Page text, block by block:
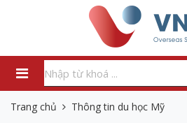
Trang chủ Thông tin du học Mỹ